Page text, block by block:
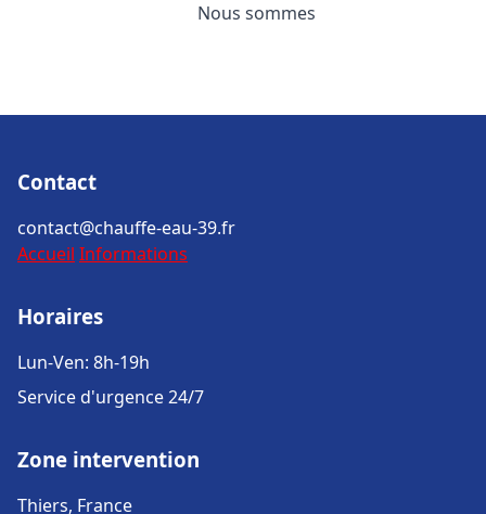
Nous sommes
Contact
contact@chauffe-eau-39.fr
Accueil Informations
Horaires
Lun-Ven: 8h-19h
Service d'urgence 24/7
Zone intervention
Thiers, France